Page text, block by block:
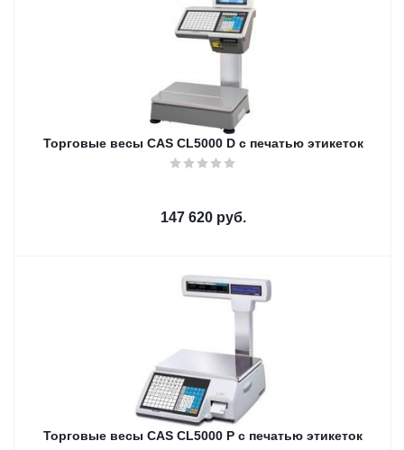
Торговые весы CAS CL5000 D с печатью этикеток
147 620руб.
Торговые весы CAS CL5000 P с печатью этикеток